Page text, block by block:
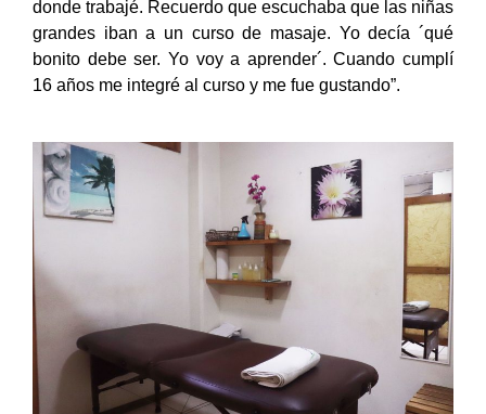
donde trabajé. Recuerdo que escuchaba que las niñas
grandes iban a un curso de masaje. Yo decía ´qué
bonito debe ser. Yo voy a aprender´. Cuando cumplí
16 años me integré al curso y me fue gustando”.